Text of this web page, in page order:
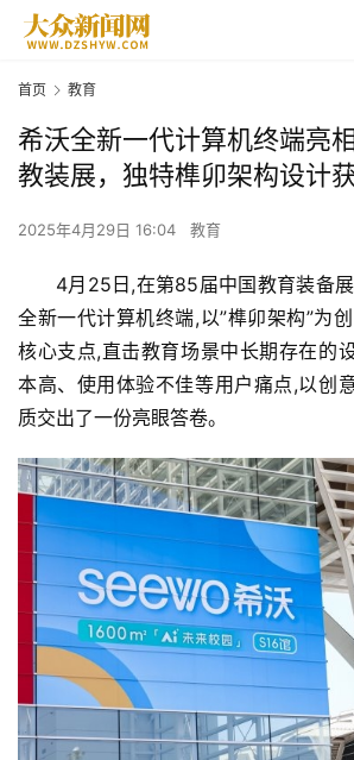
首页 教育
希沃全新一代计算机终端亮
教装展，独特榫卯架构设计
2025年4月29日 16:04 教育
4月25日,在第85届中国教育装备
全新一代计算机终端,以”榫卯架构”为
核心支点,直击教育场景中长期存在的
本高、使用体验不佳等用户痛点,以创
质交出了一份亮眼答卷。